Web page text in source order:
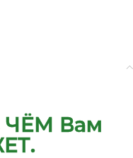
ЧЁМ Вам